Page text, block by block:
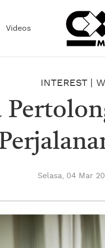
Videos
INTEREST|
Selasa, 04 Mar